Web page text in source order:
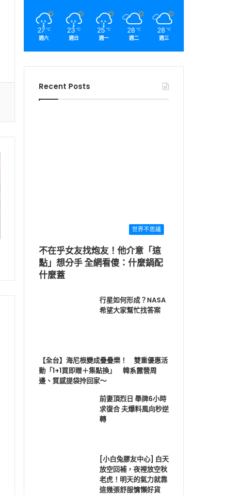
27 ℃
週六
23 ℃
週日
25 ℃
週一
28 ℃
週二
28 ℃
週三
Recent Posts
世界不思議
不在乎女友找炮友！他介意「這
點」想分手 全網看傻：什麼鍋配
什麼蓋
行星如何形成？NASA
希望大家幫忙找答案
【全台】海尼根變成疊疊樂！ 雙重優惠活
動「1+1買即贈＋集點換」 韓系露營周
邊、質感提袋拎回家～
前妻頂烈日 舉牌6小時
求復合 夫爆料風向秒逆
轉
[小白兔膠友中心] 白天
放空回補，夜裡放空秋
老虎！明天的氣力就靠
這幾張舒服慵懶好貨